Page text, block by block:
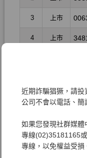
近期詐騙猖獗，請
公司不會以電話、簡
如果您發現社群媒
專線(02)35181165或
專線，以免權益受損